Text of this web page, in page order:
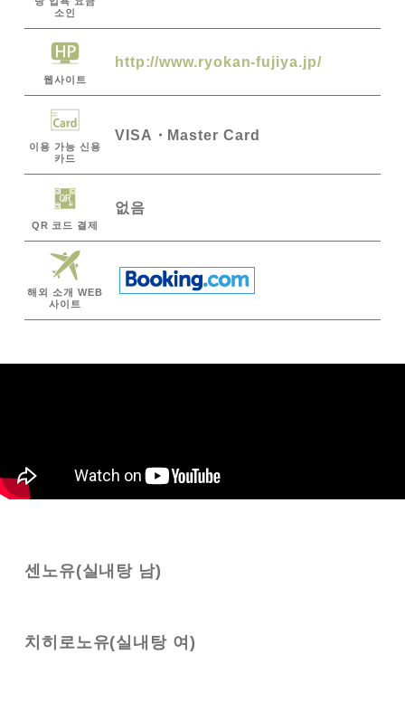
소인
웹사이트
http://www.ryokan-fujiya.jp/
이용 가능 신용
카드
VISA Master Card
QR 코드 결제
없음
해외 소개 WEB
사이트
센노유(실내탕 남)
치히로노유(실내탕 여)